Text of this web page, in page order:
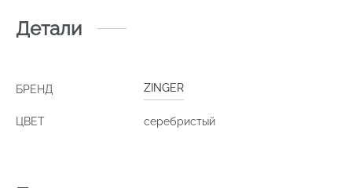
Детали
БРЕНД ZINGER
ЦВЕТ серебристый